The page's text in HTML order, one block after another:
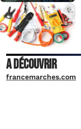
A découvrir
francemarches.com